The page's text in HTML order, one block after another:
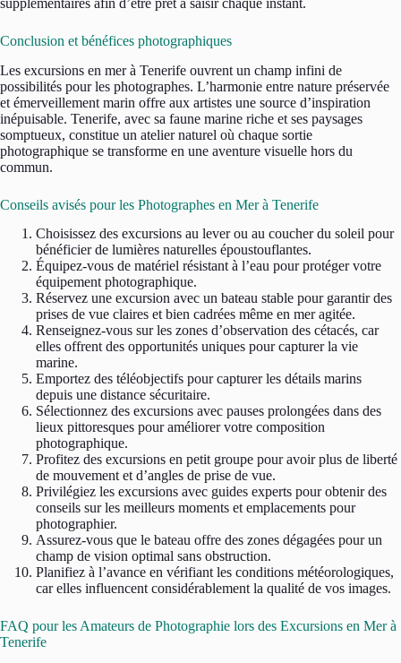
Conclusion et bénéfices photographiques
Les excursions en mer à Tenerife ouvrent un champ infini de
possibilités pour les photographes. L’harmonie entre nature préservée
et émerveillement marin offre aux artistes une source d’inspiration
inépuisable. Tenerife, avec sa faune marine riche et ses paysages
somptueux, constitue un atelier naturel où chaque sortie
photographique se transforme en une aventure visuelle hors du
commun.
Conseils avisés pour les Photographes en Mer à Tenerife
Choisissez des excursions au lever ou au coucher du soleil pour
bénéficier de lumières naturelles époustouflantes.
Équipez-vous de matériel résistant à l’eau pour protéger votre
équipement photographique.
Réservez une excursion avec un bateau stable pour garantir des
prises de vue claires et bien cadrées même en mer agitée.
Renseignez-vous sur les zones d’observation des cétacés, car
elles offrent des opportunités uniques pour capturer la vie
marine.
Emportez des téléobjectifs pour capturer les détails marins
depuis une distance sécuritaire.
Sélectionnez des excursions avec pauses prolongées dans des
lieux pittoresques pour améliorer votre composition
photographique.
Profitez des excursions en petit groupe pour avoir plus de liberté
de mouvement et d’angles de prise de vue.
Privilégiez les excursions avec guides experts pour obtenir des
conseils sur les meilleurs moments et emplacements pour
photographier.
Assurez-vous que le bateau offre des zones dégagées pour un
champ de vision optimal sans obstruction.
Planifiez à l’avance en vérifiant les conditions météorologiques,
car elles influencent considérablement la qualité de vos images.
FAQ pour les Amateurs de Photographie lors des Excursions en Mer à
Tenerife